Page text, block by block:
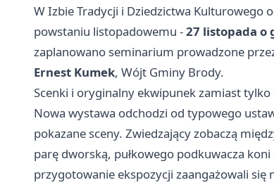
W Izbie Tradycji i Dziedzictwa Kulturowego
powstaniu listopadowemu -27 listopada o
zaplanowano seminarium prowadzone
Ernest Kumek, Wójt Gminy Brody.
Scenki i oryginalny ekwipunek zamiast
Nowa wystawa odchodzi od typowego
pokazane sceny. Zwiedzający zobaczą
parę dworską, pułkowego podkuwacza
przygotowanie ekspozycji zaangażowali